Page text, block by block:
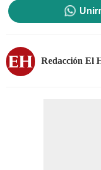
Redacción El